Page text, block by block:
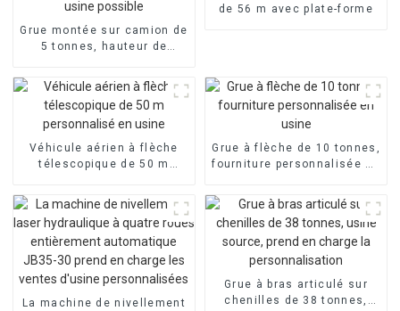
Grue montée sur camion de
5 tonnes, hauteur de
personnalisation en usine
possible
de 56 m avec plate-forme
Véhicule aérien à flèche
télescopique de 50 m
Grue à flèche de 10 tonnes,
fourniture personnalisée en
La machine de nivellement
Grue à bras articulé sur
chenilles de 38 tonnes,